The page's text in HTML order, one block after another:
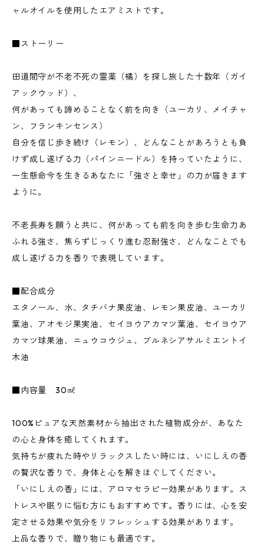
ャルオイルを使用したエアミストです。
■ストーリー
田道間守が不老不死の霊薬（橘）を探し旅した十数年（ガイ
アックウッド）、
何があっても諦めることなく前を向き（ユーカリ、メイチャ
ン、フランキンセンス）
自分を信じ歩き続け（レモン）、どんなことがあろうとも負
けず成し遂げる力（パインニードル）を持っていたように、
一生懸命今を生きるあなたに「強さと幸せ」の力が届きます
ように。
不老長寿を願うと共に、何があっても前を向き歩む生命力あ
ふれる強さ、焦らずじっくり進む忍耐強さ、どんなことでも
成し遂げる力を香りで表現しています。
■配合成分
エタノール、水、タチバナ果皮油、レモン果皮油、ユーカリ
葉油、アオモジ果実油、セイヨウアカマツ葉油、セイヨウア
カマツ球果油、ニュウコウジュ、ブルネシアサルミエントイ
木油
■内容量 30㎖
100%ピュアな天然素材から抽出された植物成分が、あなた
の心と身体を癒してくれます。
気持ちが疲れた時やリラックスしたい時には、いにしえの香
の贅沢な香りで、身体と心を解きほぐしてください。
「いにしえの香」には、アロマセラピー効果があります。ス
トレスや眠りに悩む方にもおすすめです。香りには、心を安
定させる効果や気分をリフレッシュする効果があります。
上品な香りで、贈り物にも最適です。